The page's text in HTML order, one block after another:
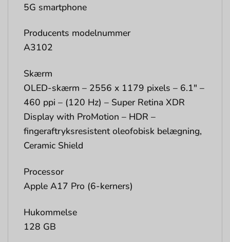
5G smartphone
Producents modelnummer
A3102
Skærm
OLED-skærm – 2556 x 1179 pixels – 6.1″ –
460 ppi – (120 Hz) – Super Retina XDR
Display with ProMotion – HDR –
fingeraftryksresistent oleofobisk belægning,
Ceramic Shield
Processor
Apple A17 Pro (6-kerners)
Hukommelse
128 GB